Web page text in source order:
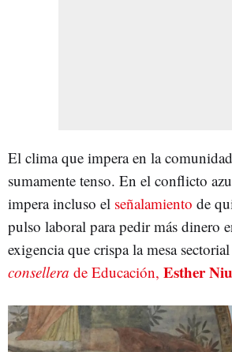
El clima que impera en la
sumamente tenso. En el conflicto
impera incluso el señalamiento de
pulso laboral para pedir más dinero
exigencia que crispa la mesa
consellera de Educación, Esther